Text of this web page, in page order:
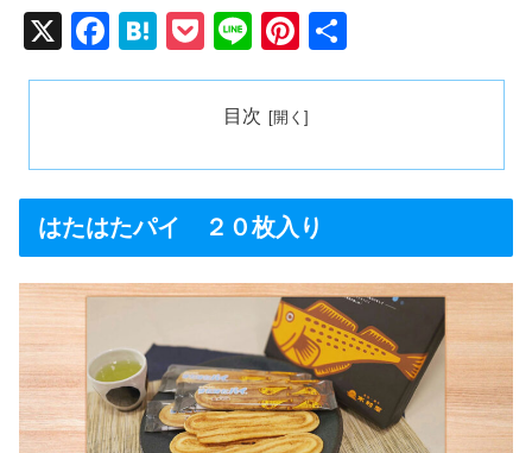
X
F
a
b
o
o
k
H
at
a
P
o
ck
Li
n
e
Pi
nt
er
st
有
目次
はたはたパイ ２０枚入り